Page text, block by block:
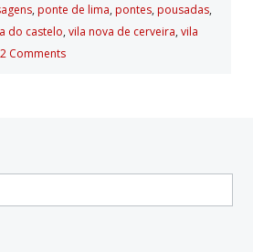
, ponte de lima, pontes, pousadas,
do castelo, vila nova de cerveira, vila
2 Comments